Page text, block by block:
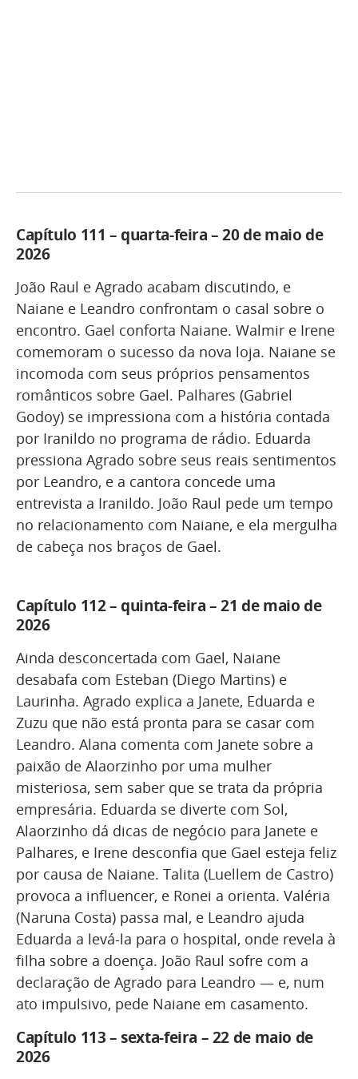
Capítulo 111 – quarta-feira – 20 de maio de
2026
João Raul e Agrado acabam discutindo, e
Naiane e Leandro confrontam o casal sobre o
encontro. Gael conforta Naiane. Walmir e Irene
comemoram o sucesso da nova loja. Naiane se
incomoda com seus próprios pensamentos
românticos sobre Gael. Palhares (Gabriel
Godoy) se impressiona com a história contada
por Iranildo no programa de rádio. Eduarda
pressiona Agrado sobre seus reais sentimentos
por Leandro, e a cantora concede uma
entrevista a Iranildo. João Raul pede um tempo
no relacionamento com Naiane, e ela mergulha
de cabeça nos braços de Gael.
Capítulo 112 – quinta-feira – 21 de maio de
2026
Ainda desconcertada com Gael, Naiane
desabafa com Esteban (Diego Martins) e
Laurinha. Agrado explica a Janete, Eduarda e
Zuzu que não está pronta para se casar com
Leandro. Alana comenta com Janete sobre a
paixão de Alaorzinho por uma mulher
misteriosa, sem saber que se trata da própria
empresária. Eduarda se diverte com Sol,
Alaorzinho dá dicas de negócio para Janete e
Palhares, e Irene desconfia que Gael esteja feliz
por causa de Naiane. Talita (Luellem de Castro)
provoca a influencer, e Ronei a orienta. Valéria
(Naruna Costa) passa mal, e Leandro ajuda
Eduarda a levá-la para o hospital, onde revela à
filha sobre a doença. João Raul sofre com a
declaração de Agrado para Leandro — e, num
ato impulsivo, pede Naiane em casamento.
Capítulo 113 – sexta-feira – 22 de maio de
2026